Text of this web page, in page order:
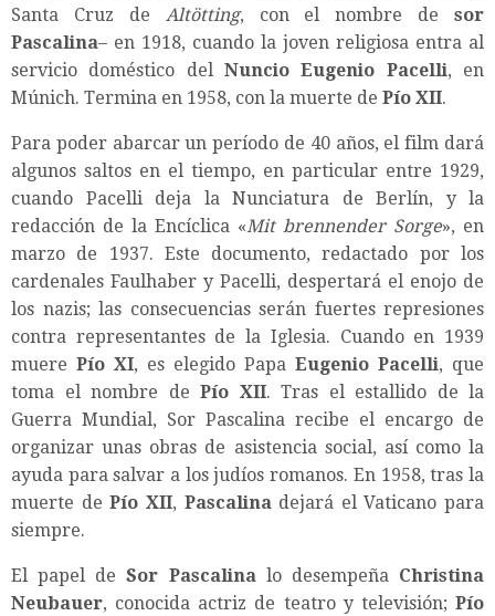
Santa Cruz de Altötting, con el nombre de sor
Pascalina– en 1918, cuando la joven religiosa entra al
servicio doméstico del Nuncio Eugenio Pacelli, en
Múnich. Termina en 1958, con la muerte de Pío XII.
Para poder abarcar un período de 40 años, el film dará
algunos saltos en el tiempo, en particular entre 1929,
cuando Pacelli deja la Nunciatura de Berlín, y la
redacción de la Encíclica «Mit brennender Sorge», en
marzo de 1937. Este documento, redactado por los
cardenales Faulhaber y Pacelli, despertará el enojo de
los nazis; las consecuencias serán fuertes represiones
contra representantes de la Iglesia. Cuando en 1939
muere Pío XI, es elegido Papa Eugenio Pacelli, que
toma el nombre de Pío XII. Tras el estallido de la
Guerra Mundial, Sor Pascalina recibe el encargo de
organizar unas obras de asistencia social, así como la
ayuda para salvar a los judíos romanos. En 1958, tras la
muerte dePío XII, Pascalinadejará el Vaticano para
siempre.
El papel deSor Pascalinalo desempeña Christina
Neubauer, conocida actriz de teatro y televisión; Pío